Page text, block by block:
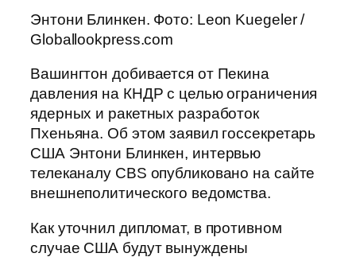
Энтони Блинкен. Фото: Leon Kuegeler /
Globallookpress.com
Вашингтон добивается от Пекина
давления на КНДР с целью ограничения
ядерных и ракетных разработок
Пхеньяна. Об этом заявил госсекретарь
США Энтони Блинкен, интервью
телеканалу CBS опубликовано на сайте
внешнеполитического ведомства.
Как уточнил дипломат, в противном
случае США будут вынуждены